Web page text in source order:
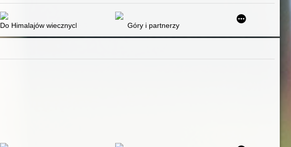
Do Himalajów wiecznych śniegów skarbnicyGóry i partnerzy